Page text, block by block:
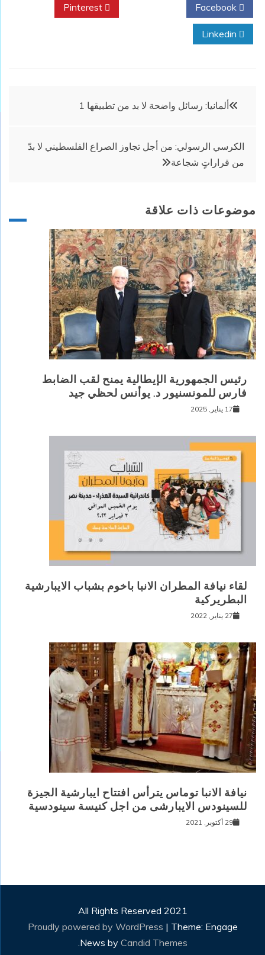
تصفّح
ألمانيا: رسائل واضحة لا بد من تطبيقها 1
الكرسي الرسولي: من أجل تجاوز الصراع الفلسطيني لا بدّ
من قراراتٍ شجاعة
موضوعات ذات علاقة
رئيس الجمهورية الإيطالية يمنح لقب الضابط
فارس للمونسنيور د. يوأنس لحظي جيد
17 يناير, 2025
لقاء نيافة المطران الانبا باخوم بشباب الايبارشية
البطريركية
27 يناير, 2022
نيافة الانبا توماس يترأس افتتاح ايبارشية الجيزة
للسينودس الايبارشى من اجل كنيسة سينودسية
29 أكتوبر, 2021
All Rights Reserved 2021
Proudly powered by WordPress | Theme: Engage
News by Candid Themes
.